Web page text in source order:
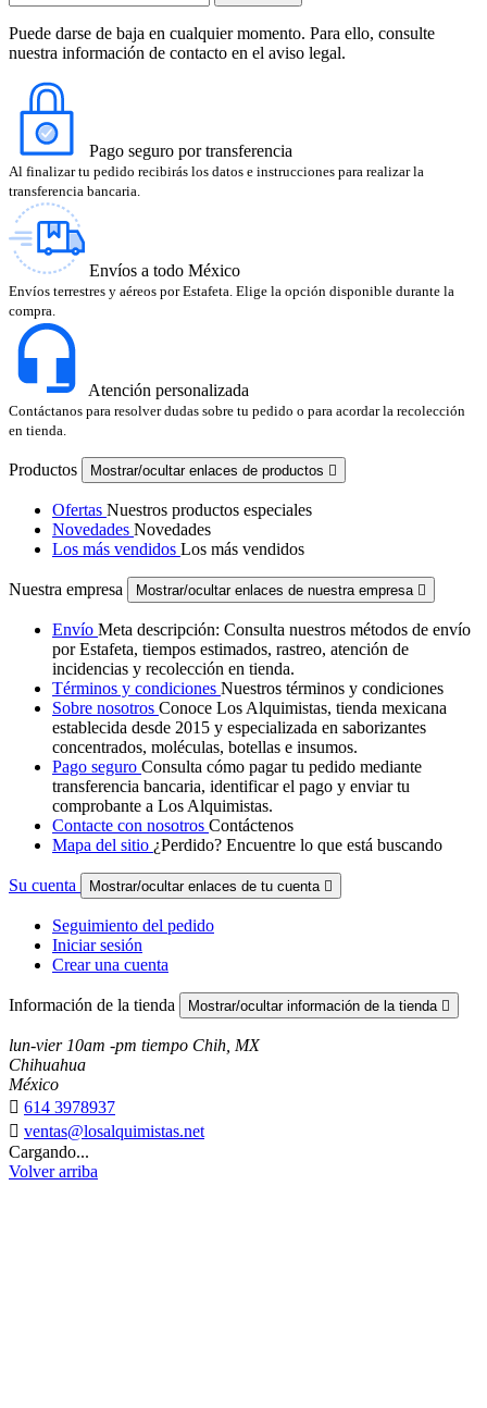
Puede darse de baja en cualquier momento. Para ello, consulte
nuestra información de contacto en el aviso legal.
Pago seguro por transferencia
Al finalizar tu pedido recibirás los datos e instrucciones para realizar la
transferencia bancaria.
Envíos a todo México
Envíos terrestres y aéreos por Estafeta. Elige la opción disponible durante la
compra.
Atención personalizada
Contáctanos para resolver dudas sobre tu pedido o para acordar la recolección
en tienda.
Productos Mostrar/ocultar enlaces de productos 
Ofertas Nuestros productos especiales
Novedades Novedades
Los más vendidos Los más vendidos
Nuestra empresa Mostrar/ocultar enlaces de nuestra empresa 
Envío Meta descripción: Consulta nuestros métodos de envío
por Estafeta, tiempos estimados, rastreo, atención de
incidencias y recolección en tienda.
Términos y condiciones Nuestros términos y condiciones
Sobre nosotros Conoce Los Alquimistas, tienda mexicana
establecida desde 2015 y especializada en saborizantes
concentrados, moléculas, botellas e insumos.
Pago seguro Consulta cómo pagar tu pedido mediante
transferencia bancaria, identificar el pago y enviar tu
comprobante a Los Alquimistas.
Contacte con nosotros Contáctenos
Mapa del sitio ¿Perdido? Encuentre lo que está buscando
Su cuenta Mostrar/ocultar enlaces de tu cuenta 
Seguimiento del pedido
Iniciar sesión
Crear una cuenta
Información de la tienda Mostrar/ocultar información de la tienda 
lun-vier 10am -pm tiempo Chih, MX
Chihuahua
México
 614 3978937
 ventas@losalquimistas.net
Cargando...
Volver arriba